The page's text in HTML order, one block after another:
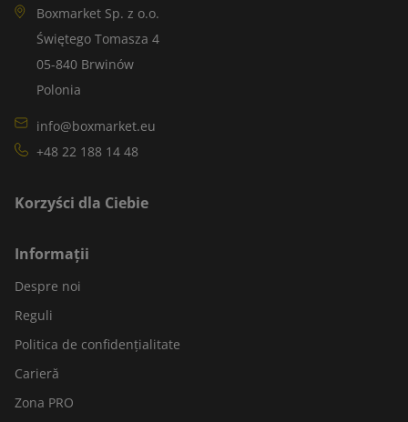
Boxmarket Sp. z o.o.
Świętego Tomasza 4
05-840 Brwinów
Polonia
info@boxmarket.eu
+48 22 188 14 48
Korzyści dla Ciebie
Informații
Despre noi
Reguli
Politica de confidențialitate
Carieră
Zona PRO